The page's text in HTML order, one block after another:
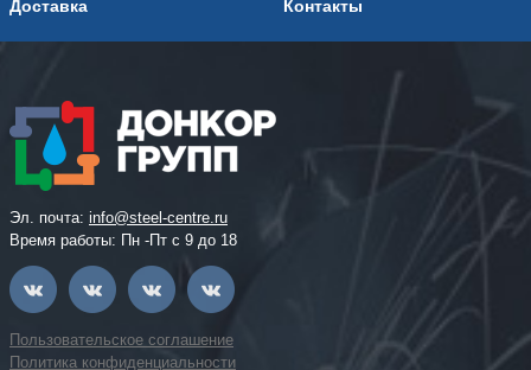
Доставка Контакты
Эл. почта: info@steel-centre.ru
Время работы: Пн -Пт с 9 до 18
Пользовательское соглашение
Политика конфиденциальности